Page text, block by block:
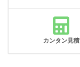
カンタン見積